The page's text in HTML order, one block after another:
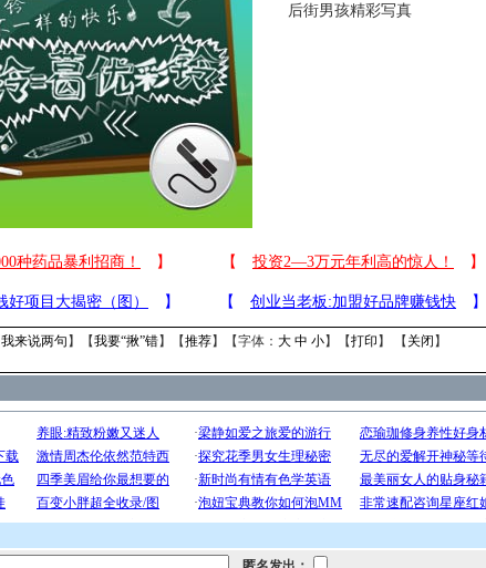
后街男孩精彩写真
我来说两句 】【我要“揪”错】【推荐】【字体： 大 中 小】【打印 】 【 关闭 】